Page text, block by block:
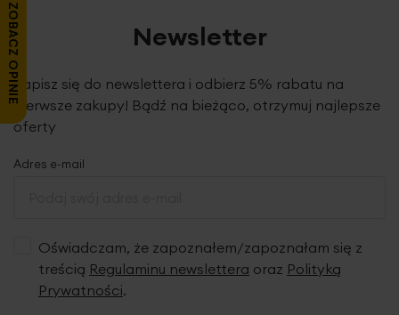
Newsletter
Zapisz się do newslettera i odbierz 5% rabatu na
pierwsze zakupy! Bądź na bieżąco, otrzymuj najlepsze
oferty
Adres e-mail
Oświadczam, że zapoznałem/zapoznałam się z
treścią Regulaminu newslettera oraz Polityką
Prywatności.
ZOBACZ OPINIE